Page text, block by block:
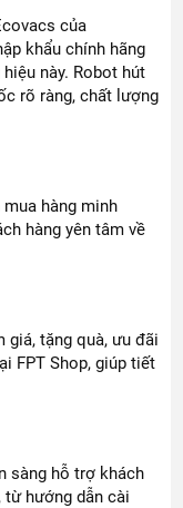
của
khẩu chính hãng
này. Robot hút
rõ ràng, chất lượng
hàng minh
hàng yên tâm về
giá, tặng quà, ưu đãi
FPT Shop, giúp tiết
sàng hỗ trợ khách
từ hướng dẫn cài